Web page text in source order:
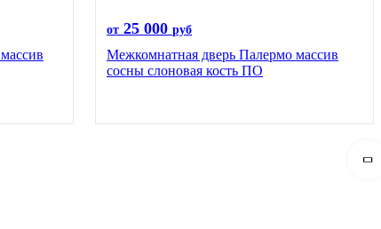
от 25 000 руб
Межкомнатная дверь Палермо массив
сосны слоновая кость ПО